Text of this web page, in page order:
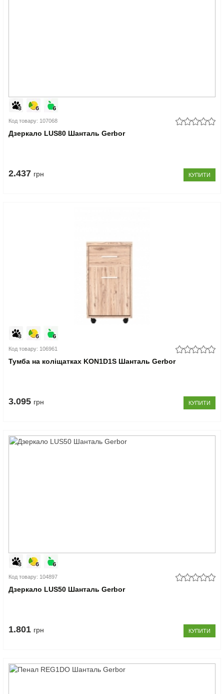
Код товару: 107068
Дзеркало LUS80 Шанталь Gerbor
2.437 грн КУПИТИ
Код товару: 106961
Тумба на коліщатках KON1D1S Шанталь Gerbor
3.095 грн КУПИТИ
Код товару: 104897
Дзеркало LUS50 Шанталь Gerbor
1.801 грн КУПИТИ